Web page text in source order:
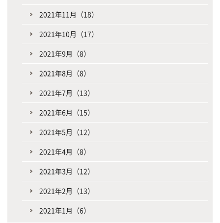
2021年11月（18）
2021年10月（17）
2021年9月（8）
2021年8月（8）
2021年7月（13）
2021年6月（15）
2021年5月（12）
2021年4月（8）
2021年3月（12）
2021年2月（13）
2021年1月（6）